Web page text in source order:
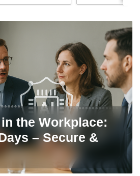
the Workplace:
– Secure &